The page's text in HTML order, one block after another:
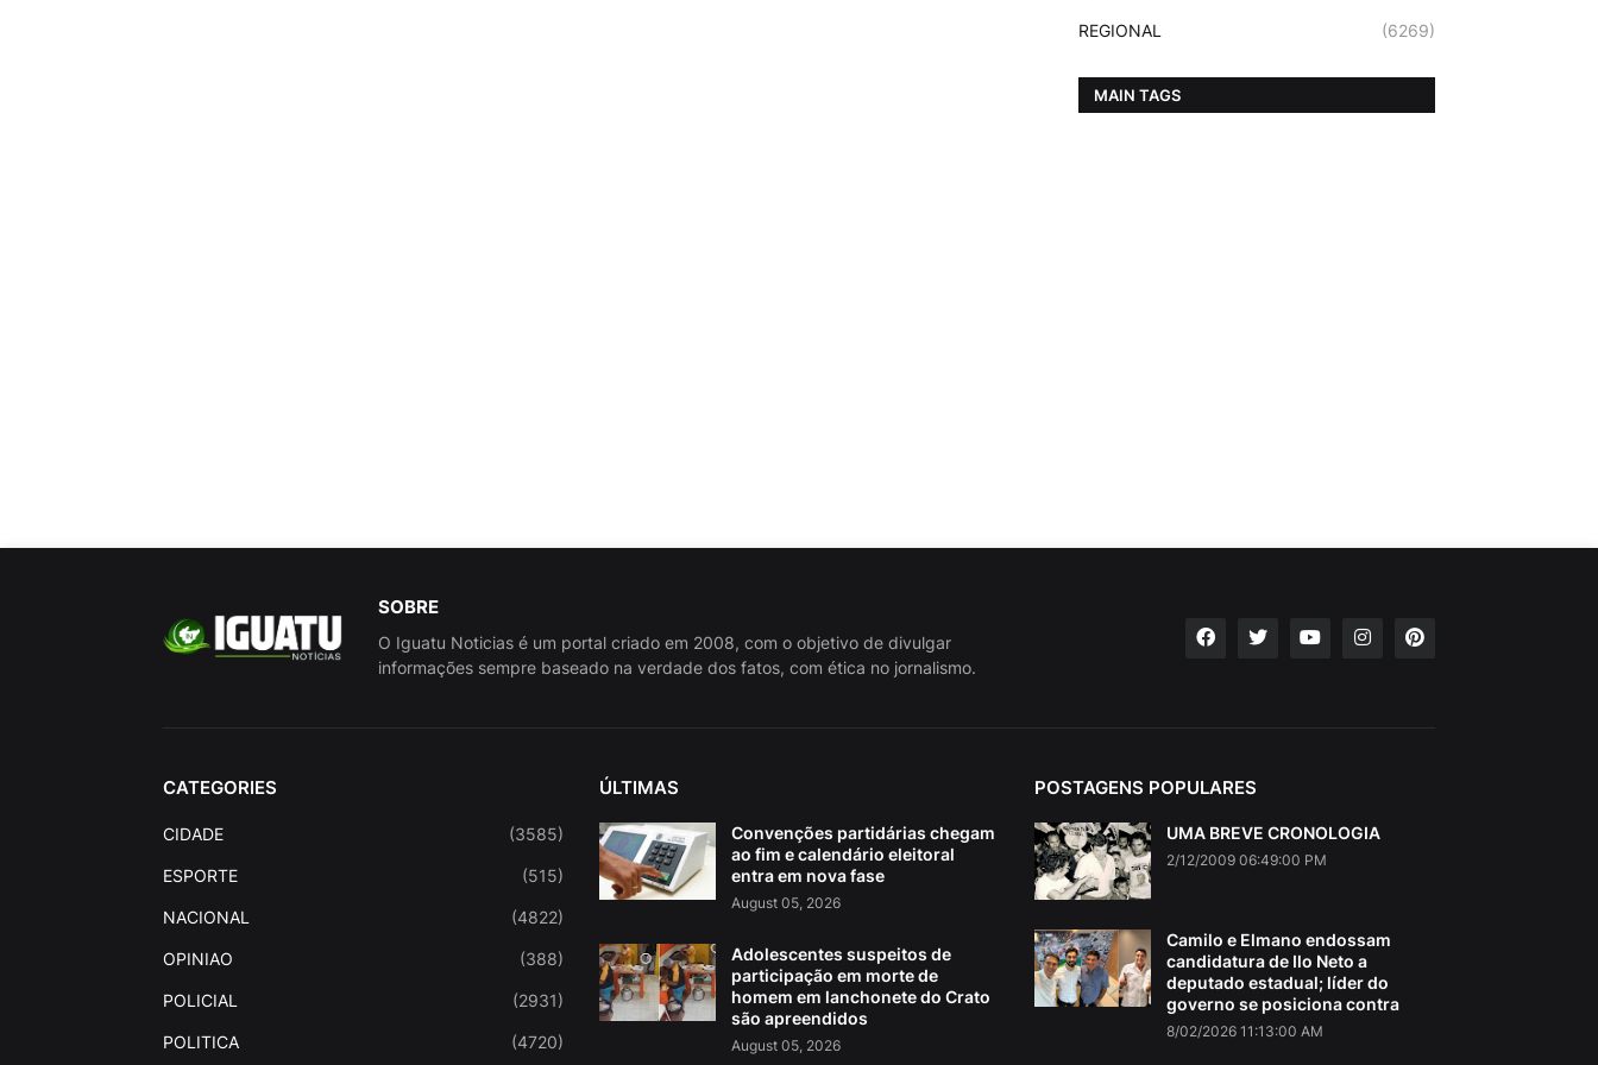
REGIONAL (6269)
MAIN TAGS
SOBRE
O Iguatu Noticias é um portal criado em 2008, com o objetivo de divulgar
informações sempre baseado na verdade dos fatos, com ética no jornalismo.
CATEGORIES
CIDADE (3585)
ESPORTE (515)
NACIONAL (4822)
OPINIAO (388)
POLICIAL (2931)
POLITICA (4720)
ÚLTIMAS
Convenções partidárias chegam
ao fim e calendário eleitoral
entra em nova fase
August 05, 2026
Adolescentes suspeitos de
participação em morte de
homem em lanchonete do Crato
são apreendidos
August 05, 2026
POSTAGENS POPULARES
UMA BREVE CRONOLOGIA
2/12/2009 06:49:00 PM
Camilo e Elmano endossam
candidatura de Ilo Neto a
deputado estadual; líder do
governo se posiciona contra
8/02/2026 11:13:00 AM